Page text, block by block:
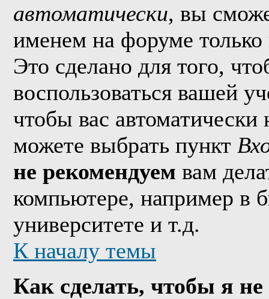
автоматически, вы
именем на форуме только
Это сделано для того,
воспользоваться вашей
чтобы вас
можете выбрать пункт
не рекомендуем вам
компьютере, например в
университете и т.д.
К началу темы
Как сделать, чтобы я